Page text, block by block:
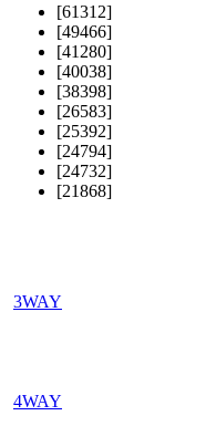
[61312]
[49466]
[41280]
[40038]
[38398]
[26583]
[25392]
[24794]
[24732]
[21868]
3WAY
4WAY